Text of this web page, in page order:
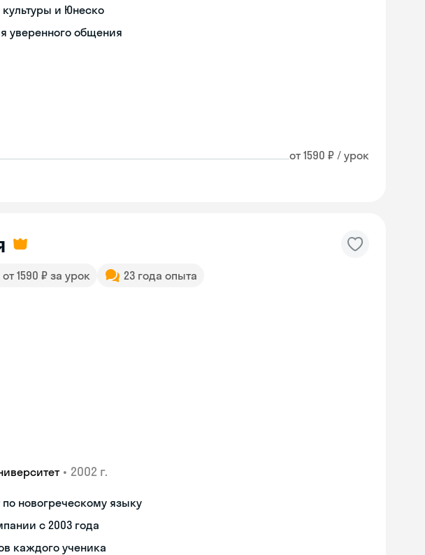
и Юнеско
уверенного общения
от 1590 ₽ / урок
от 1590 ₽ за урок 23 года опыта
• 2002 г.
новогреческому языку
с 2003 года
каждого ученика